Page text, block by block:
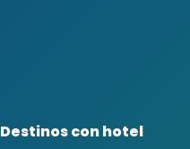
Destinos con hotel